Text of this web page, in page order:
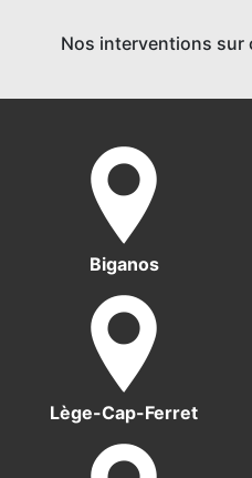
Nos interventions sur
Biganos
Lège-Cap-Ferret